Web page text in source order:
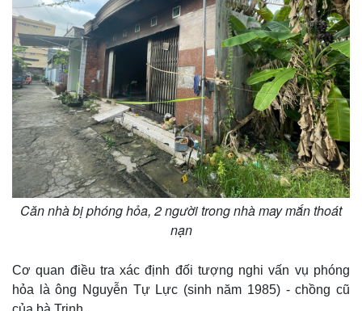
Thế giới
Quan sát
Cuộc sống đó đây
Hồ sơ
Multimedia
Video
Ảnh
E-Magazine
Infographic
Căn nhà bị phóng hỏa, 2 người trong nhà may mắn thoát
nạn
Cơ quan điều tra xác định đối tượng nghi vấn vụ phóng
hỏa là ông Nguyễn Tự Lực (sinh năm 1985) - chồng cũ